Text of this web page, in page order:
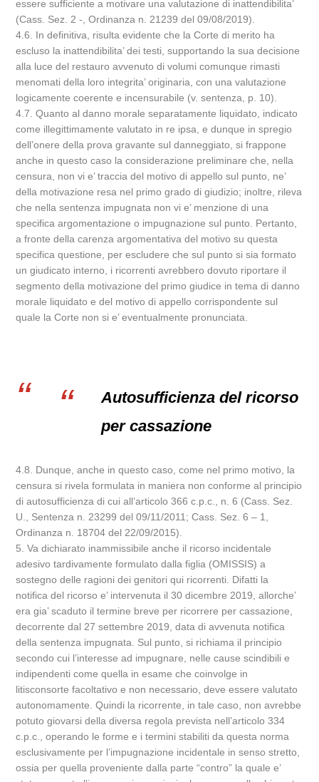
essere sufficiente a motivare una valutazione di inattendibilita’
(Cass. Sez. 2 -, Ordinanza n. 21239 del 09/08/2019).
4.6. In definitiva, risulta evidente che la Corte di merito ha
escluso la inattendibilita’ dei testi, supportando la sua decisione
alla luce del restauro avvenuto di volumi comunque rimasti
menomati della loro integrita’ originaria, con una valutazione
logicamente coerente e incensurabile (v. sentenza, p. 10).
4.7. Quanto al danno morale separatamente liquidato, indicato
come illegittimamente valutato in re ipsa, e dunque in spregio
dell’onere della prova gravante sul danneggiato, si frappone
anche in questo caso la considerazione preliminare che, nella
censura, non vi e’ traccia del motivo di appello sul punto, ne’
della motivazione resa nel primo grado di giudizio; inoltre, rileva
che nella sentenza impugnata non vi e’ menzione di una
specifica argomentazione o impugnazione sul punto. Pertanto,
a fronte della carenza argomentativa del motivo su questa
specifica questione, per escludere che sul punto si sia formato
un giudicato interno, i ricorrenti avrebbero dovuto riportare il
segmento della motivazione del primo giudice in tema di danno
morale liquidato e del motivo di appello corrispondente sul
quale la Corte non si e’ eventualmente pronunciata.
Autosufficienza del ricorso
per cassazione
4.8. Dunque, anche in questo caso, come nel primo motivo, la
censura si rivela formulata in maniera non conforme al principio
di autosufficienza di cui all’articolo 366 c.p.c., n. 6 (Cass. Sez.
U., Sentenza n. 23299 del 09/11/2011; Cass. Sez. 6 – 1,
Ordinanza n. 18704 del 22/09/2015).
5. Va dichiarato inammissibile anche il ricorso incidentale
adesivo tardivamente formulato dalla figlia (OMISSIS) a
sostegno delle ragioni dei genitori qui ricorrenti. Difatti la
notifica del ricorso e’ intervenuta il 30 dicembre 2019, allorche’
era gia’ scaduto il termine breve per ricorrere per cassazione,
decorrente dal 27 settembre 2019, data di avvenuta notifica
della sentenza impugnata. Sul punto, si richiama il principio
secondo cui l’interesse ad impugnare, nelle cause scindibili e
indipendenti come quella in esame che coinvolge in
litisconsorte facoltativo e non necessario, deve essere valutato
autonomamente. Quindi la ricorrente, in tale caso, non avrebbe
potuto giovarsi della diversa regola prevista nell’articolo 334
c.p.c., operando le forme e i termini stabiliti da questa norma
esclusivamente per l’impugnazione incidentale in senso stretto,
ossia per quella proveniente dalla parte “contro” la quale e’